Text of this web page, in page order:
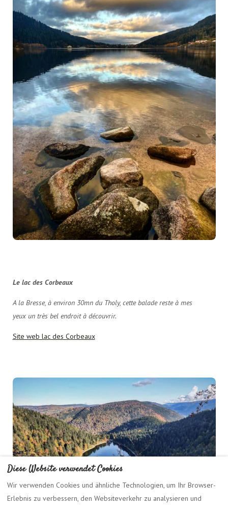
Le lac des Corbeaux
A la Bresse, à environ 30mn du Tholy, cette balade reste à mes
yeux un très bel endroit à découvrir.
Site web lac des Corbeaux
Diese Website verwendet Cookies
Wir verwenden Cookies und ähnliche Technologien, um Ihr Browser-
Erlebnis zu verbessern, den Websiteverkehr zu analysieren und